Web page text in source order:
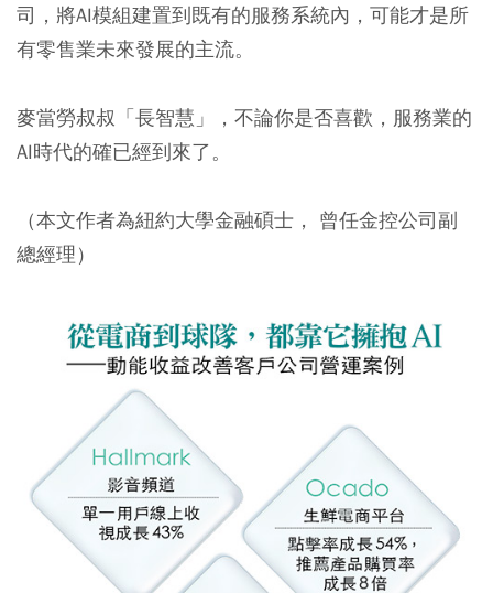
司，將AI模組建置到既有的服務系統內，可能才是所
有零售業未來發展的主流。
麥當勞叔叔「長智慧」，不論你是否喜歡，服務業的
AI時代的確已經到來了。
（本文作者為紐約大學金融碩士， 曾任金控公司副
總經理）